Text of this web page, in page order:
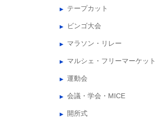
テープカット
ビンゴ大会
マラソン・リレー
マルシェ・フリーマーケット
運動会
会議・学会・MICE
開所式